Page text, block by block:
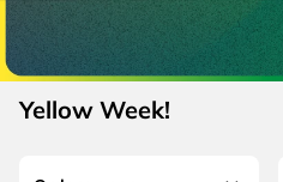
Yellow Week!
º serra copo
luva
8º fio
escada
5 serra circular
º serra copo